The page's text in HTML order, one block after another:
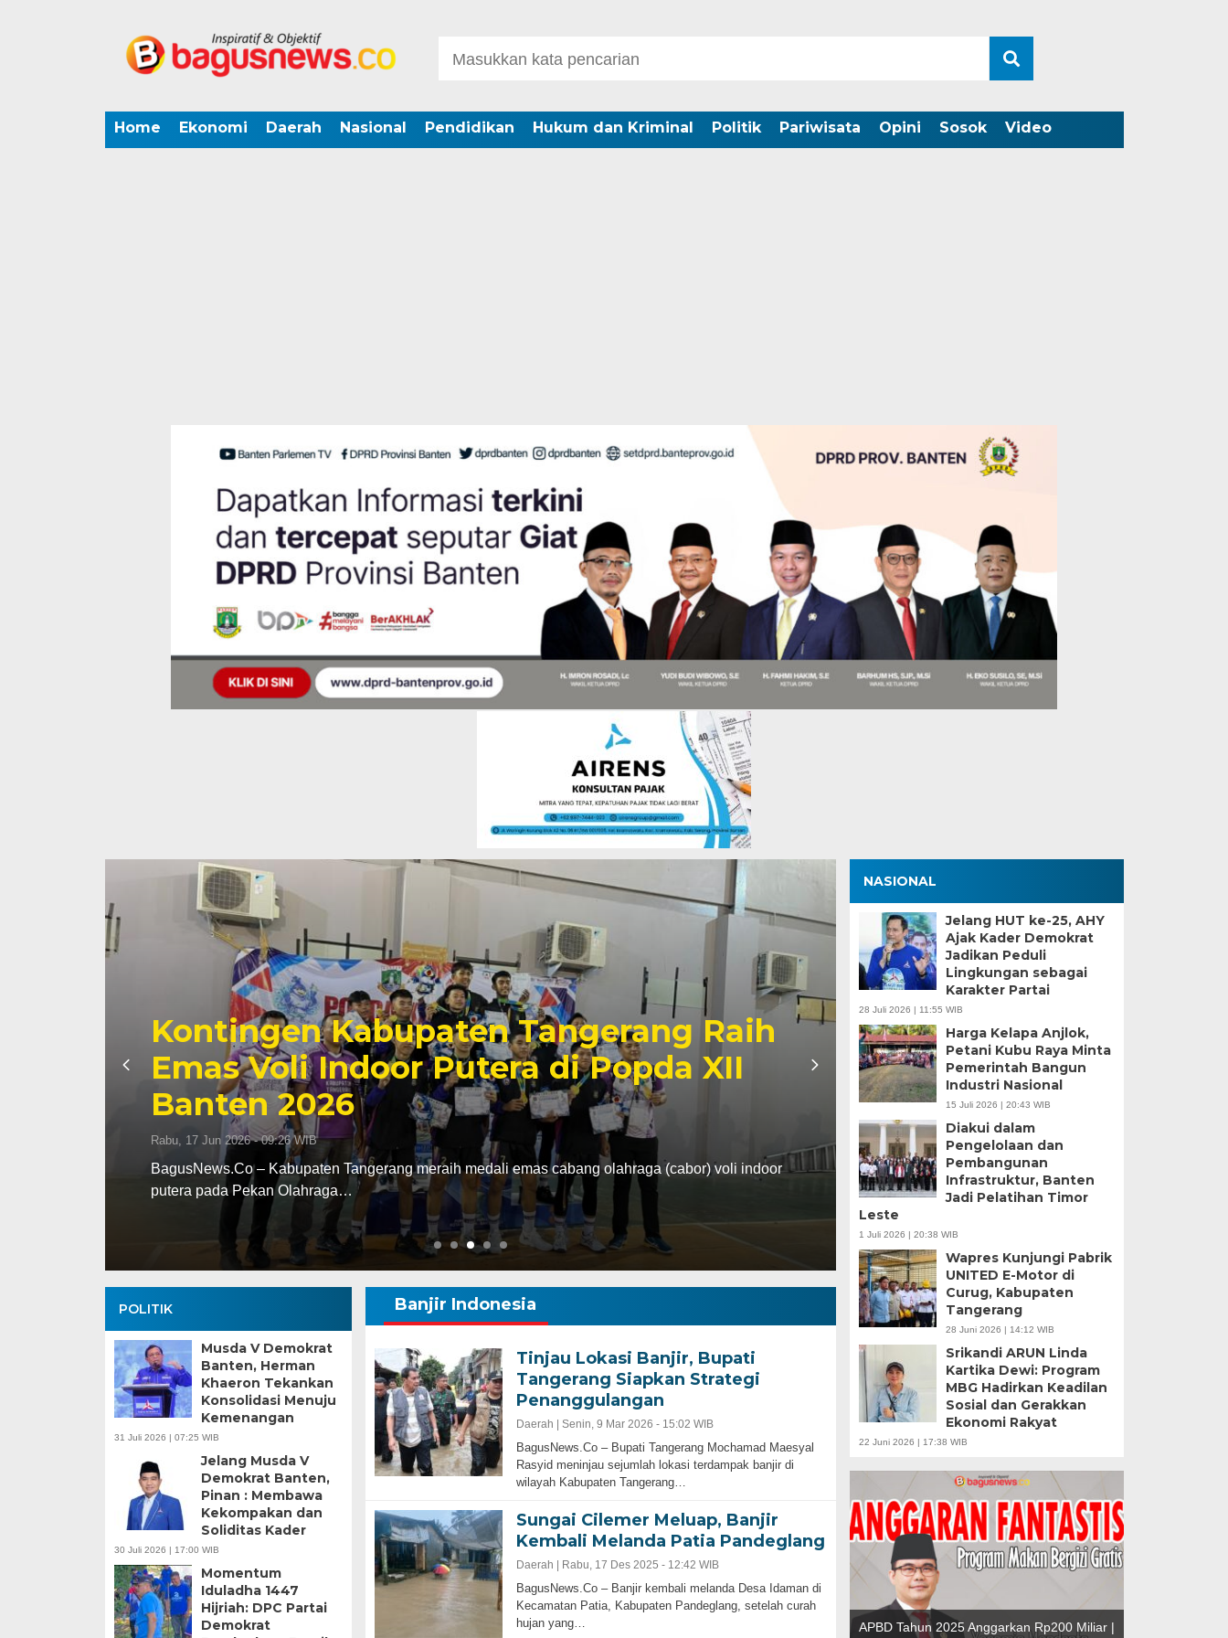
Home Ekonomi Daerah Nasional Pendidikan Hukum dan Kriminal Politik Pariwisata Opini Sosok Video
Kontingen Kabupaten Tangerang Raih
Emas Voli Indoor Putera di Popda XII
Banten 2026
Rabu, 17 Jun 2026 - 09:26 WIB
BagusNews.Co – Kabupaten Tangerang meraih medali emas cabang olahraga (cabor) voli indoor
putera pada Pekan Olahraga…
Zona Blank Spot,
Serang Lakukan
Senin, 15 Jun 2026 - 14:09 WIB
BagusNews.Co – Pelaksanaan Sistem Penerimaan
di Kota Serang menghadapi tantangan…
POLITIK
Musda V Demokrat
Banten, Herman
Khaeron Tekankan
Konsolidasi Menuju
Kemenangan
31 Juli 2026 | 07:25 WIB
Jelang Musda V
Demokrat Banten,
Pinan : Membawa
Kekompakan dan
Soliditas Kader
30 Juli 2026 | 17:00 WIB
Momentum
Iduladha 1447
Hijriah: DPC Partai
Demokrat
Banjir Indonesia
Tinjau Lokasi Banjir, Bupati
Tangerang Siapkan Strategi
Penanggulangan
Daerah | Senin, 9 Mar 2026 - 15:02 WIB
BagusNews.Co – Bupati Tangerang Mochamad Maesyal
Rasyid meninjau sejumlah lokasi terdampak banjir di
wilayah Kabupaten Tangerang…
Sungai Cilemer Meluap, Banjir
Kembali Melanda Patia Pandeglang
Daerah | Rabu, 17 Des 2025 - 12:42 WIB
BagusNews.Co – Banjir kembali melanda Desa Idaman di
Kecamatan Patia, Kabupaten Pandeglang, setelah curah
hujan yang…
NASIONAL
Jelang HUT ke-25, AHY
Ajak Kader Demokrat
Jadikan Peduli
Lingkungan sebagai
Karakter Partai
28 Juli 2026 | 11:55 WIB
Harga Kelapa Anjlok,
Petani Kubu Raya Minta
Pemerintah Bangun
Industri Nasional
15 Juli 2026 | 20:43 WIB
Diakui dalam
Pengelolaan dan
Pembangunan
Infrastruktur, Banten
Jadi Pelatihan Timor
Leste
1 Juli 2026 | 20:38 WIB
Wapres Kunjungi Pabrik
UNITED E-Motor di
Curug, Kabupaten
Tangerang
28 Juni 2026 | 14:12 WIB
Srikandi ARUN Linda
Kartika Dewi: Program
MBG Hadirkan Keadilan
Sosial dan Gerakkan
Ekonomi Rakyat
22 Juni 2026 | 17:38 WIB
Banten Butuh Gubernur Progresif dan
Gubernur Baru, Banten Harus Lebih Maju |
Perencanaan Pembangunan Infrastrukur
APBD Tahun 2025 Anggarkan Rp200 Miliar |